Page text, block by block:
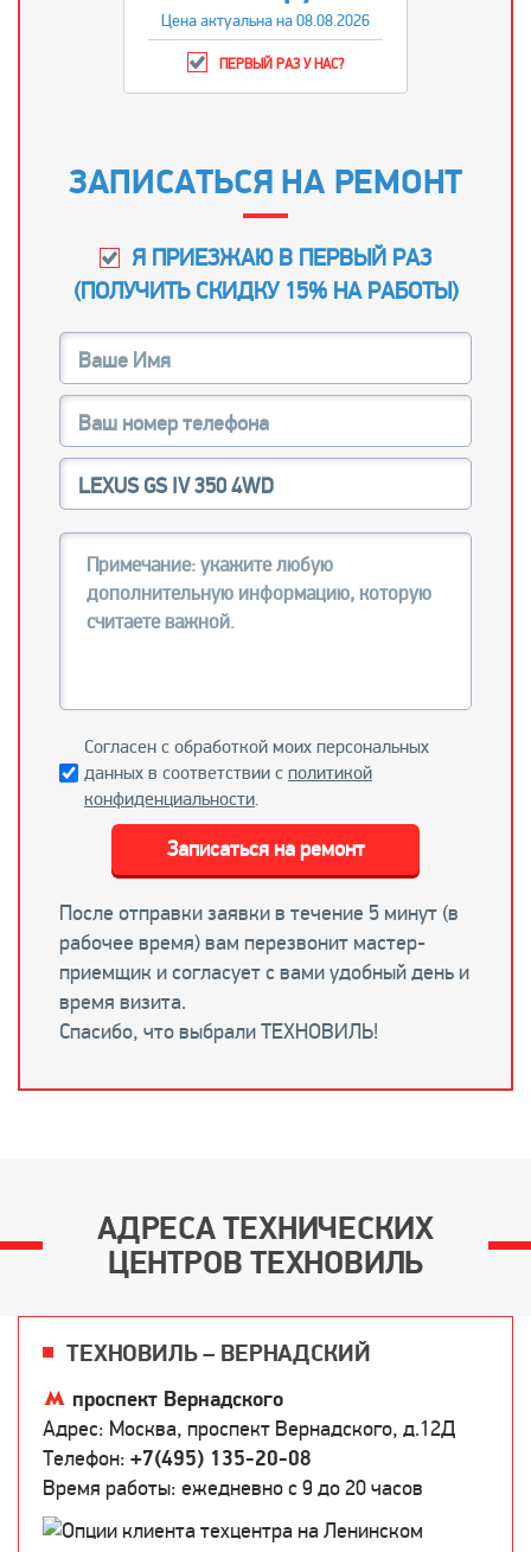
Цена актуальна на 08.08.2026
ПЕРВЫЙ РАЗ У НАС?
ЗАПИСАТЬСЯ НА РЕМОНТ
Я ПРИЕЗЖАЮ В ПЕРВЫЙ РАЗ
(ПОЛУЧИТЬ СКИДКУ 15% НА РАБОТЫ)
Согласен с обработкой моих персональных
данных в соответствии с политикой
конфиденциальности.
После отправки заявки в течение 5 минут (в
рабочее время) вам перезвонит мастер-
приемщик и согласует с вами удобный день и
время визита.
Спасибо, что выбрали ТЕХНОВИЛЬ!
Записаться на ремонт
АДРЕСА ТЕХНИЧЕСКИХ
ЦЕНТРОВ ТЕХНОВИЛЬ
ТЕХНОВИЛЬ – ВЕРНАДСКИЙ
проспект Вернадского
Адрес: Москва, проспект Вернадского, д.12Д
Телефон: +7(495) 135-20-08
Время работы: ежедневно c 9 до 20 часов